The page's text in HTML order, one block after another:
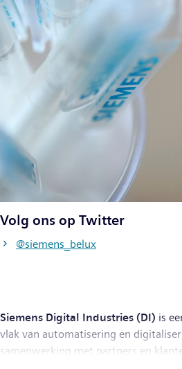
Volg ons op Twitter
@siemens_belux
Siemens Digital Industries (DI) is
vlak van automatisering en
samenwerking met partners en